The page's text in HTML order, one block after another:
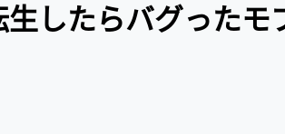
したらバグったモ